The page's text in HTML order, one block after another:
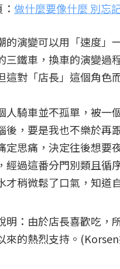
做什麼要像什麼 別忘
的演變可以用「速度」
三鐵車，換車的演變過
這對「店長」這個角色
人騎車並不孤單，被
後，要是我也不樂於再
定思痛，決定往後想要
經過這番分門別類且循
才稍微鬆了口氣，知道
明：由於店長喜歡吃，
來的熱烈支持。